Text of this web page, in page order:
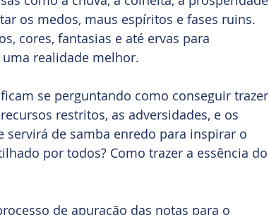
os medos, maus espíritos e fases ruins.
cores, fantasias e até ervas para
realidade melhor.
se perguntando como conseguir trazer
restritos, as adversidades, e os
servirá de samba enredo para inspirar o
por todos? Como trazer a essência do
de apuração das notas para o